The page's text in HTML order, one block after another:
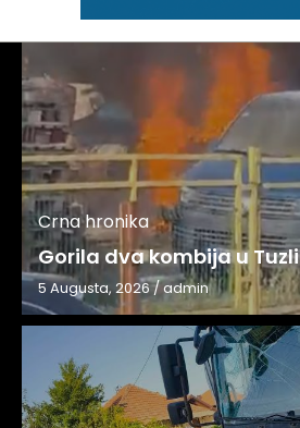
Crna hronika
Gorila dva kombija u Tuzli
5 Augusta, 2026/admin